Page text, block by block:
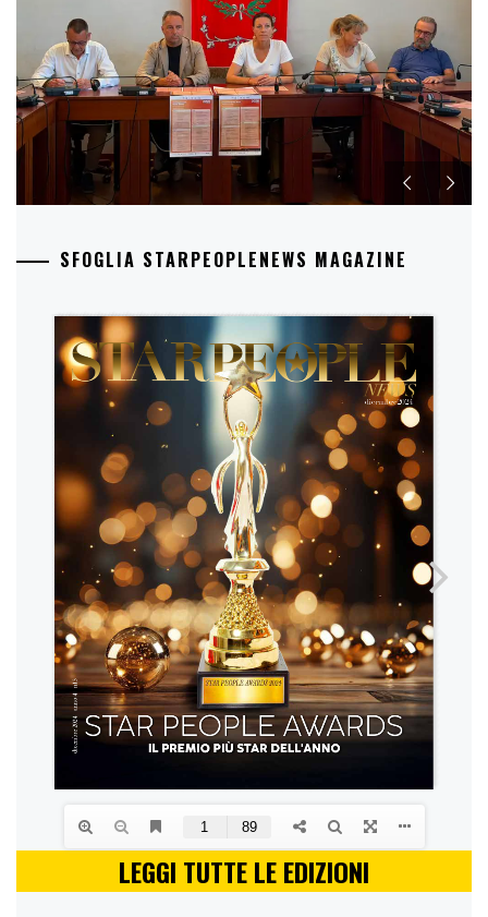
SFOGLIA STARPEOPLENEWS MAGAZINE
LEGGI TUTTE LE EDIZIONI